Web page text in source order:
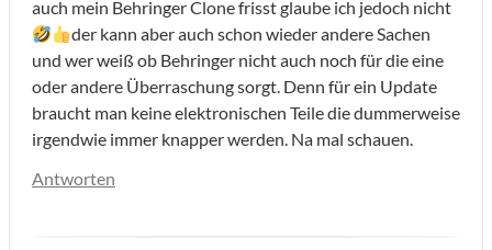
auch mein Behringer Clone frisst glaube ich jedoch nicht
der kann aber auch schon wieder andere Sachen
und wer weiß ob Behringer nicht auch noch für die eine
oder andere Überraschung sorgt. Denn für ein Update
braucht man keine elektronischen Teile die dummerweise
irgendwie immer knapper werden. Na mal schauen.
Antworten